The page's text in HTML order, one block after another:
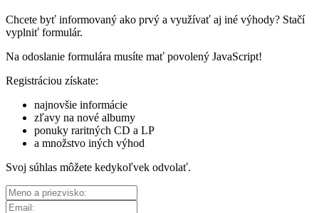
Chcete byť informovaný ako prvý a využívať aj iné výhody? Stačí
vyplniť formulár.
Na odoslanie formulára musíte mať povolený JavaScript!
Registráciou získate:
najnovšie informácie
zľavy na nové albumy
ponuky raritných CD a LP
a množstvo iných výhod
Svoj súhlas môžete kedykoľvek odvolať.